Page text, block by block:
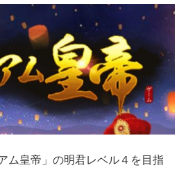
ム皇帝」の明君レベル４を目指